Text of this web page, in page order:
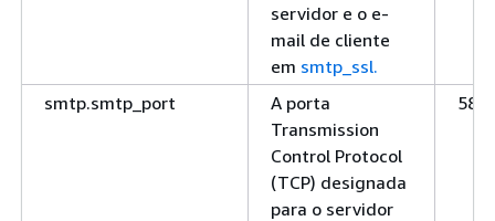
servidor e o e-
mail de cliente
em smtp_ssl.
smtp.smtp_port
A porta
Transmission
Control Protocol
(TCP) designada
para o servidor
587